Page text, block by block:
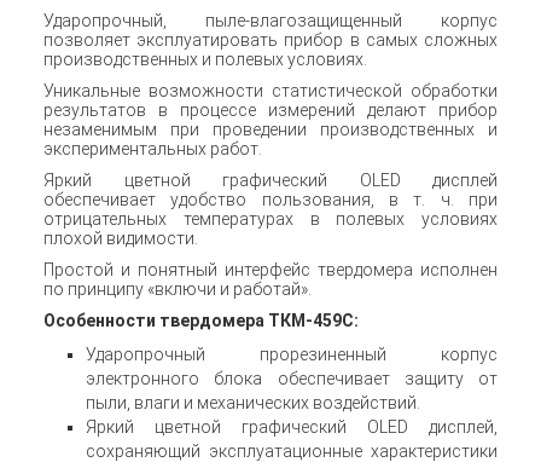
Ударопрочный, пыле-влагозащищенный корпус
позволяет эксплуатировать прибор в самых сложных
производственных и полевых условиях.
Уникальные возможности статистической обработки
результатов в процессе измерений делают прибор
незаменимым при проведении производственных и
экспериментальных работ.
Яркий цветной графический OLED дисплей
обеспечивает удобство пользования, в т. ч. при
отрицательных температурах в полевых условиях
плохой видимости.
Простой и понятный интерфейс твердомера исполнен
по принципу «включи и работай».
Особенности твердомера ТКМ-459С:
Ударопрочный прорезиненный корпус
электронного блока обеспечивает защиту от
пыли, влаги и механических воздействий.
Яркий цветной графический OLED дисплей,
сохраняющий эксплуатационные характеристики